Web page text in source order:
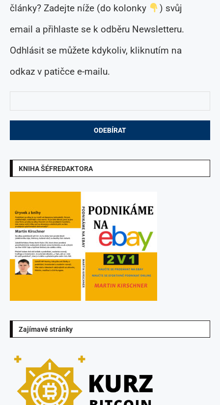
články? Zadejte níže (do kolonky
) svůj
email a přihlaste se k odběru Newsletteru.
Odhlásit se můžete kdykoliv, kliknutím na
odkaz v patičce e-mailu.
KNIHA ŠÉFREDAKTORA
Zajímavé stránky